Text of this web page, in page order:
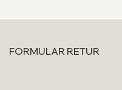
FORMULAR RETUR